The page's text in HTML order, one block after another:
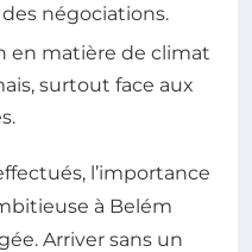
négociations.
en matière de climat
surtout face aux
l’importance
à Belém
Arriver sans un